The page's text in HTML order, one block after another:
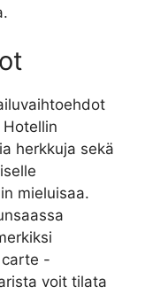
herkkuja sekä
mieluisaa.
carte -
voit tilata